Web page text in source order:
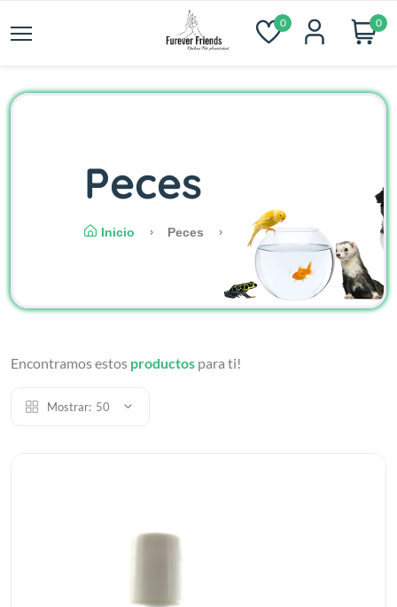
0 0
Peces
Inicio Peces
Encontramos estos productos para ti!
Mostrar: 50